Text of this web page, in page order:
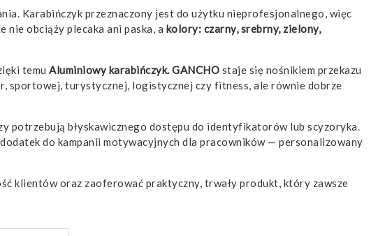
Karabińczyk przeznaczony jest do użytku nieprofesjonalnego, więc
nie obciąży plecaka ani paska, a kolory: czarny, srebrny, zielony,
temu Aluminiowy karabińczyk. GANCHO staje się nośnikiem przekazu
sportowej, turystycznej, logistycznej czy fitness, ale równie dobrze
potrzebują błyskawicznego dostępu do identyfikatorów lub scyzoryka.
do kampanii motywacyjnych dla pracowników — personalizowany
klientów oraz zaoferować praktyczny, trwały produkt, który zawsze